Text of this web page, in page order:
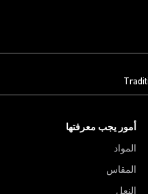
أمور يجب معرفتها
المواد
المقاس
النعل